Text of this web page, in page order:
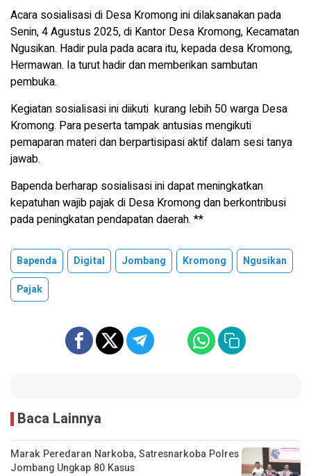
Acara sosialisasi di Desa Kromong ini dilaksanakan pada
Senin, 4 Agustus 2025, di Kantor Desa Kromong, Kecamatan
Ngusikan. Hadir pula pada acara itu, kepada desa Kromong,
Hermawan. Ia turut hadir dan memberikan sambutan
pembuka.
Kegiatan sosialisasi ini diikuti kurang lebih 50 warga Desa
Kromong. Para peserta tampak antusias mengikuti
pemaparan materi dan berpartisipasi aktif dalam sesi tanya
jawab.
Bapenda berharap sosialisasi ini dapat meningkatkan
kepatuhan wajib pajak di Desa Kromong dan berkontribusi
pada peningkatan pendapatan daerah. **
Bapenda Digital Jombang Kromong
Ngusikan
Pajak
Baca Lainnya
Marak Peredaran Narkoba, Satresnarkoba Polres
Jombang Ungkap 80 Kasus